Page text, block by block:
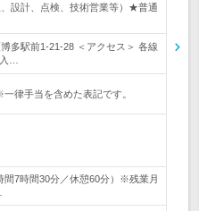
設計、点検、技術営業等）★普通
多駅前1-21-28 ＜アクセス＞ 各線
…
律手当を含めた表記です。
間7時間30分／休憩60分）※残業月